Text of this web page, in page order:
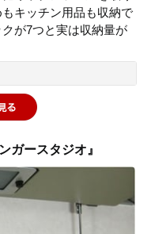
キッチン用品も収納で
が7つと実は収納量が
ガースタジオ』